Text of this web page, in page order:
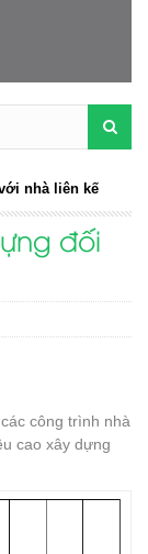
nhà liên kế
đối
công trình nhà
cao xây dựng